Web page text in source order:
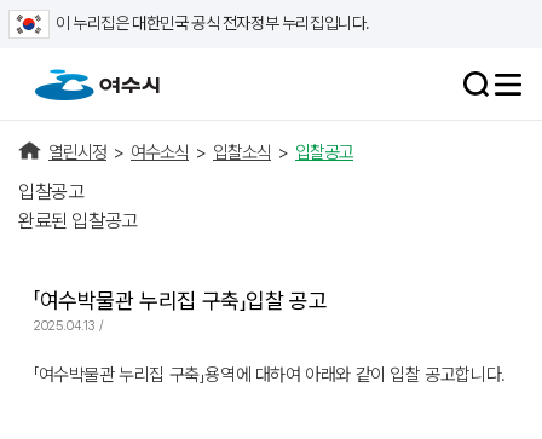
이 누리집은 대한민국 공식 전자정부 누리집입니다.
열린시정 > 여수소식 > 입찰소식 > 입찰공고
입찰공고
완료된 입찰공고
「여수박물관 누리집 구축」입찰 공고
2025.04.13 /
「여수박물관 누리집 구축」용역에 대하여 아래와 같이 입찰 공고합니다.